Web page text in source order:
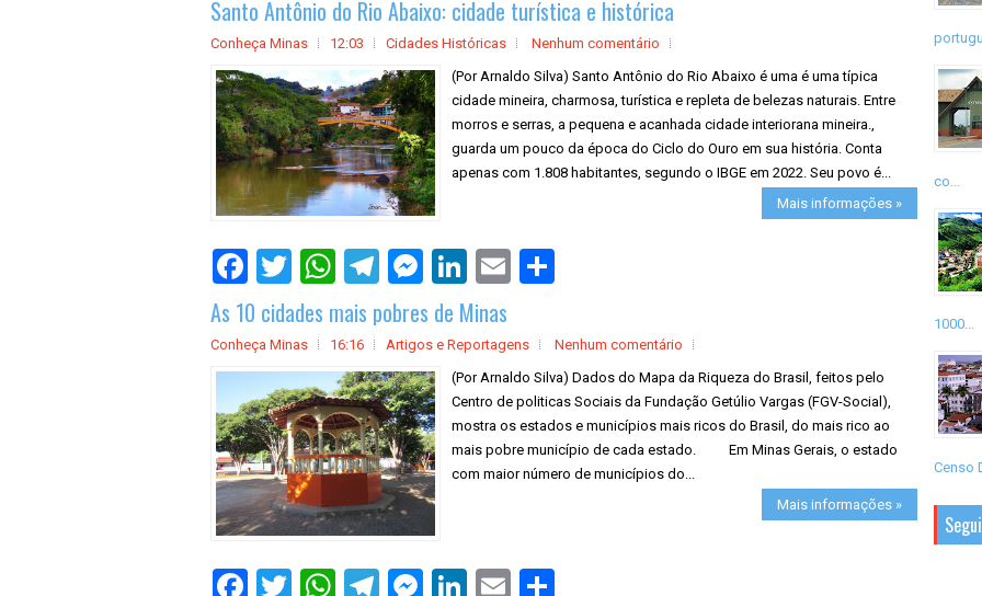
r
e
Santo Antônio do Rio Abaixo: cidade turística e histórica
Conheça Minas 12:03 Cidades Históricas
Nenhum comentário
(Por Arnaldo Silva) Santo Antônio do Rio Abaixo é uma é uma típica
cidade mineira, charmosa, turística e repleta de belezas naturais. Entre
morros e serras, a pequena e acanhada cidade interiorana mineira.,
guarda um pouco da época do Ciclo do Ouro em sua história. Conta
apenas com 1.808 habitantes, segundo o IBGE em 2022. Seu povo é...
Mais informações »
As 10 cidades mais pobres de Minas
Conheça Minas 16:16 Artigos e Reportagens
Nenhum comentário
(Por Arnaldo Silva) Dados do Mapa da Riqueza do Brasil, feitos pelo
Centro de politicas Sociais da Fundação Getúlio Vargas (FGV-Social),
mostra os estados e municípios mais ricos do Brasil, do mais rico ao
mais pobre município de cada estado. Em Minas Gerais, o estado
com maior número de municípios do...
Mais informações »
co...
1000...
Censo